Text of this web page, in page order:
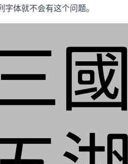
体就不会有这个问题。